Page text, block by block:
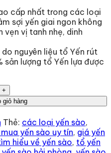
cấp nhất trong các loại
sợi yến giai ngon không
vị tanh nhẹ, dinh
nguyên liệu tổ Yến rút
lượng tổ Yến lựa được
giỏ hàng
Thẻ: các loại yến sào,
yến sào uy tín, giá yến
hiểu về yến sào, tổ yến